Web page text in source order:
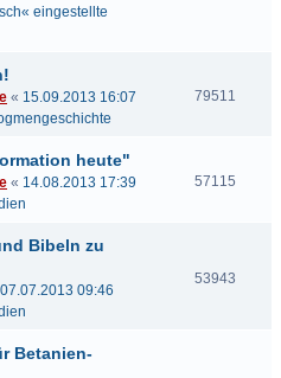
eingestellte
« 15.09.2013 16:07
79511
heute"
« 14.08.2013 17:39
57115
Bibeln zu
07.07.2013 09:46
53943
Betanien-